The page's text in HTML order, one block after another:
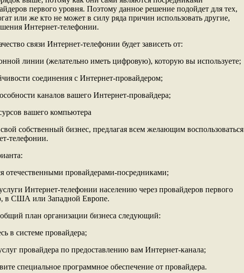
первого уровня. Поэтому данное решение подойдет для тех,
или же кто не может в силу ряда причин использовать другие,
Интернет-телефонии.
связи Интернет-телефонии будет зависеть от:
линии (желательно иметь цифровую), которую вы используете;
соединения с Интернет-провайдером;
каналов вашего Интернет-провайдера;
вашего компьютера
собственный бизнес, предлагая всем желающим воспользоваться
телефонии.
отечественными провайдерами-посредниками;
Интернет-телефонии населению через провайдеров первого
в США или Западной Европе.
план организации бизнеса следующий:
в системе провайдера;
провайдера по предоставлению вам Интернет-канала;
специальное программное обеспечение от провайдера.